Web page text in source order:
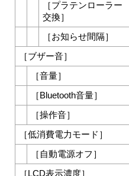
［プラテンローラー
交換］
［お知らせ間隔］
［ブザー音］
［音量］
［ Bluetooth音量］
［操作音］
［低消費電力モード ］
［ 自動電源オフ ］
［ LCD表示濃度］